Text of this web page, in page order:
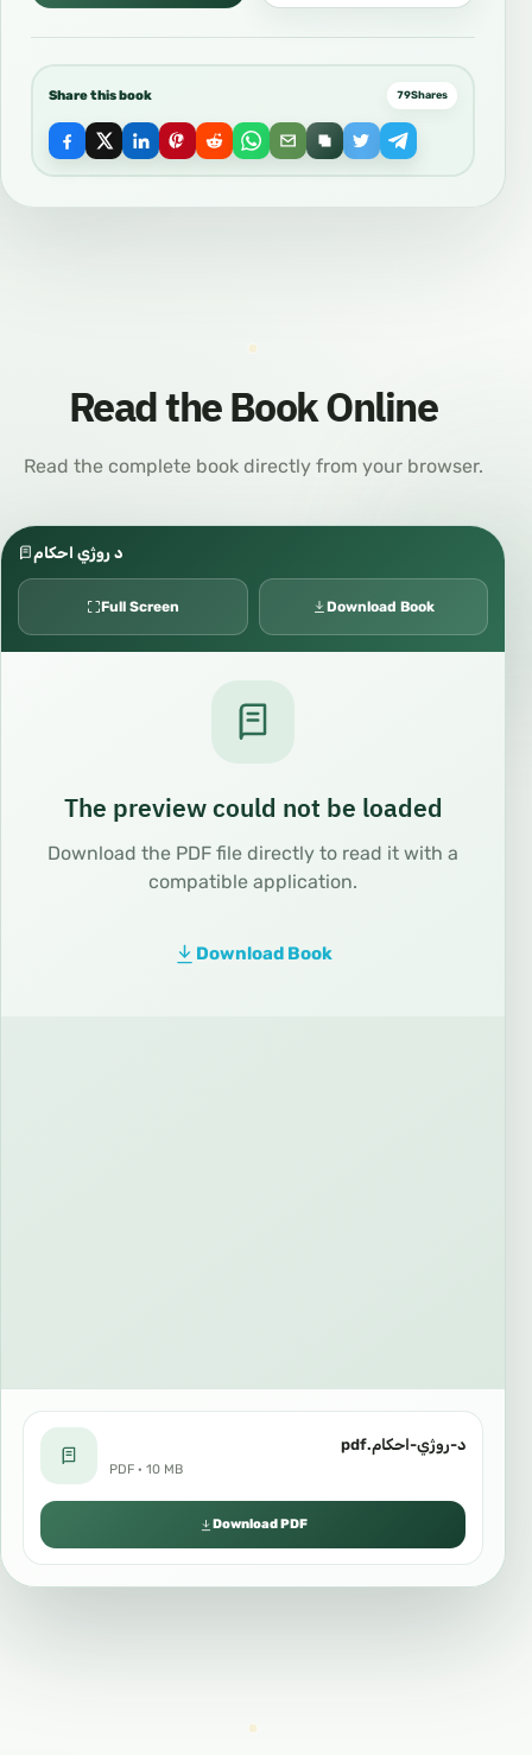
Share this book 79Shares
Read the Book Online
Read the complete book directly from your browser.
د روژي احكام
Full Screen Download Book
The preview could not be loaded
Download the PDF file directly to read it with a
compatible application.
Download Book
د-روژي-احكام.pdf
PDF · 10 MB
Download PDF